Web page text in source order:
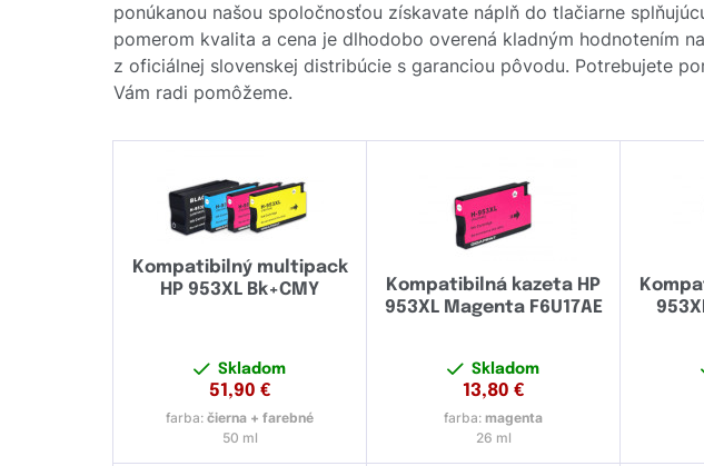
ponúkanou našou spoločnosťou získavate náplň do tlačiarne
pomerom kvalita a cena je dlhodobo overená kladným hodnotením
z oficiálnej slovenskej distribúcie s garanciou pôvodu. Potrebujete
Vám radi pomôžeme.
Kompatibilný multipack
HP 953XL Bk+CMY
Skladom
51,90 €
farba:čierna + farebné
50 ml
Kompatibilná kazeta HP
953XL Magenta F6U17AE
Skladom
13,80 €
farba:magenta
26 ml